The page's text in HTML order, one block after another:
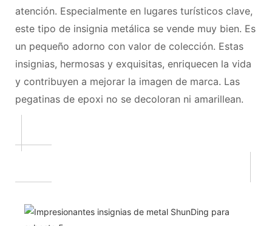
atención. Especialmente en lugares turísticos clave,
este tipo de insignia metálica se vende muy bien. Es
un pequeño adorno con valor de colección. Estas
insignias, hermosas y exquisitas, enriquecen la vida
y contribuyen a mejorar la imagen de marca. Las
pegatinas de epoxi no se decoloran ni amarillean.